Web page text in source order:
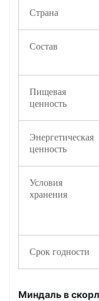
Страна
Состав
Пищевая
ценность
Энергетическая
ценность
Условия
хранения
Срок годности
Миндаль в